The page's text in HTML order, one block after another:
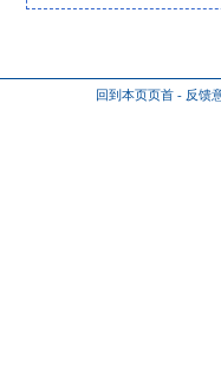
回到本页页首 - 反馈